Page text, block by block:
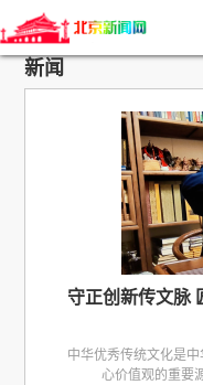
新闻
守正创新传文脉
中华优秀传统文化是
心价值观的重要